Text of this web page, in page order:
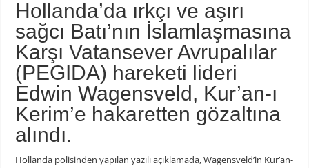
Hollanda’da ırkçı ve aşırı
sağcı Batı’nın İslamlaşmasına
Karşı Vatansever Avrupalılar
(PEGIDA) hareketi lideri
Edwin Wagensveld, Kur’an-ı
Kerim’e hakaretten gözaltına
alındı.
Hollanda polisinden yapılan yazılı açıklamada, Wagensveld’in Kur’an-